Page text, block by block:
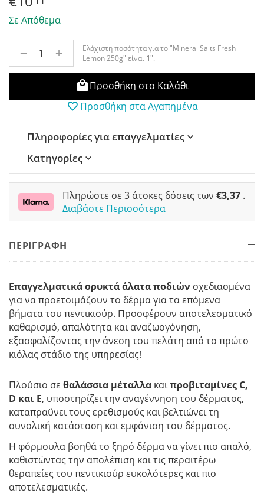
Σε Απόθεμα
+
−
Ελάχιστη ποσότητα για το "Mineral Salts Fresh
Lemon 250g" είναι 1".
Προσθήκη στο Καλάθι
Προσθήκη στα Αγαπημένα
Πληροφορίες για επαγγελματίες
Κατηγορίες
Πληρώστε σε 3 άτοκες δόσεις των €3,37 .
Διαβάστε Περισσότερα
ΠΕΡΙΓΡΑΦΗ
Επαγγελματικά ορυκτά άλατα ποδιών σχεδιασμένα
για να προετοιμάζουν το δέρμα για τα επόμενα
βήματα του πεντικιούρ. Προσφέρουν αποτελεσματικό
καθαρισμό, απαλότητα και αναζωογόνηση,
εξασφαλίζοντας την άνεση του πελάτη από το πρώτο
κιόλας στάδιο της υπηρεσίας!
Πλούσιο σε θαλάσσια μέταλλα καιπροβιταμίνες C,
D και E, υποστηρίζει την αναγέννηση του δέρματος,
καταπραΰνει τους ερεθισμούς και βελτιώνει τη
συνολική κατάσταση και εμφάνιση του δέρματος.
Η φόρμουλα βοηθά το ξηρό δέρμα να γίνει πιο απαλό,
καθιστώντας την απολέπιση και τις περαιτέρω
θεραπείες του πεντικιούρ ευκολότερες και πιο
αποτελεσματικές.